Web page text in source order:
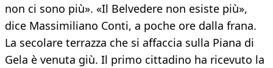
non ci sono più». «Il Belvedere non esiste più»,
dice Massimiliano Conti, a poche ore dalla frana.
La secolare terrazza che si affaccia sulla Piana di
Gela è venuta giù. Il primo cittadino ha ricevuto la